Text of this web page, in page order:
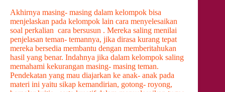
Akhirnya masing- masing dalam kelompok bisa
menjelaskan pada kelompok lain cara menyelesaikan
soal perkalian cara bersusun . Mereka saling menilai
penjelasan teman- temannya, jika dirasa kurang tepat
mereka bersedia membantu dengan memberitahukan
hasil yang benar. Indahnya jika dalam kelompok saling
memahami kekurangan masing- masing teman.
Pendekatan yang mau diajarkan ke anak- anak pada
materi ini yaitu sikap kemandirian, gotong- royong,